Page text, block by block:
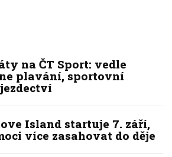
na ČT Sport: vedle
plavání, sportovní
Island startuje 7. září,
více zasahovat do děje